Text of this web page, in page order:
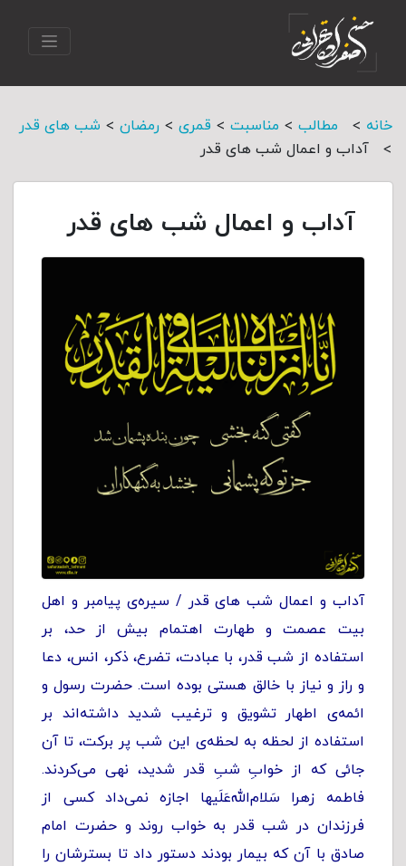
خانه > مطالب > مناسبت > قمری > رمضان > شب های قدر
> آداب و اعمال شب های قدر
آداب و اعمال شب های قدر
آداب و اعمال شب های قدر / سیره‌ی پیامبر و اهل
بیت عصمت و طهارت اهتمام بیش از حد، بر
استفاده از شب قدر، با عبادت، تضرع، ذکر، انس، دعا
و راز و نیاز با خالق هستی بوده است. حضرت رسول و
ائمه‌ی اطهار تشویق و ترغیب شدید داشته‌اند بر
استفاده از لحظه به لحظه‌ی این شب پر برکت، تا آن
جائی که از خوابِ شبِ قدر شدید، نهی می‌کردند.
فاطمه زهرا سَلام‌الله‌عَلَیها اجازه نمی‌داد کسی از
فرزندان در شب قدر به خواب روند و حضرت امام
صادق با آن که بیمار بودند دستور داد تا بسترشان را